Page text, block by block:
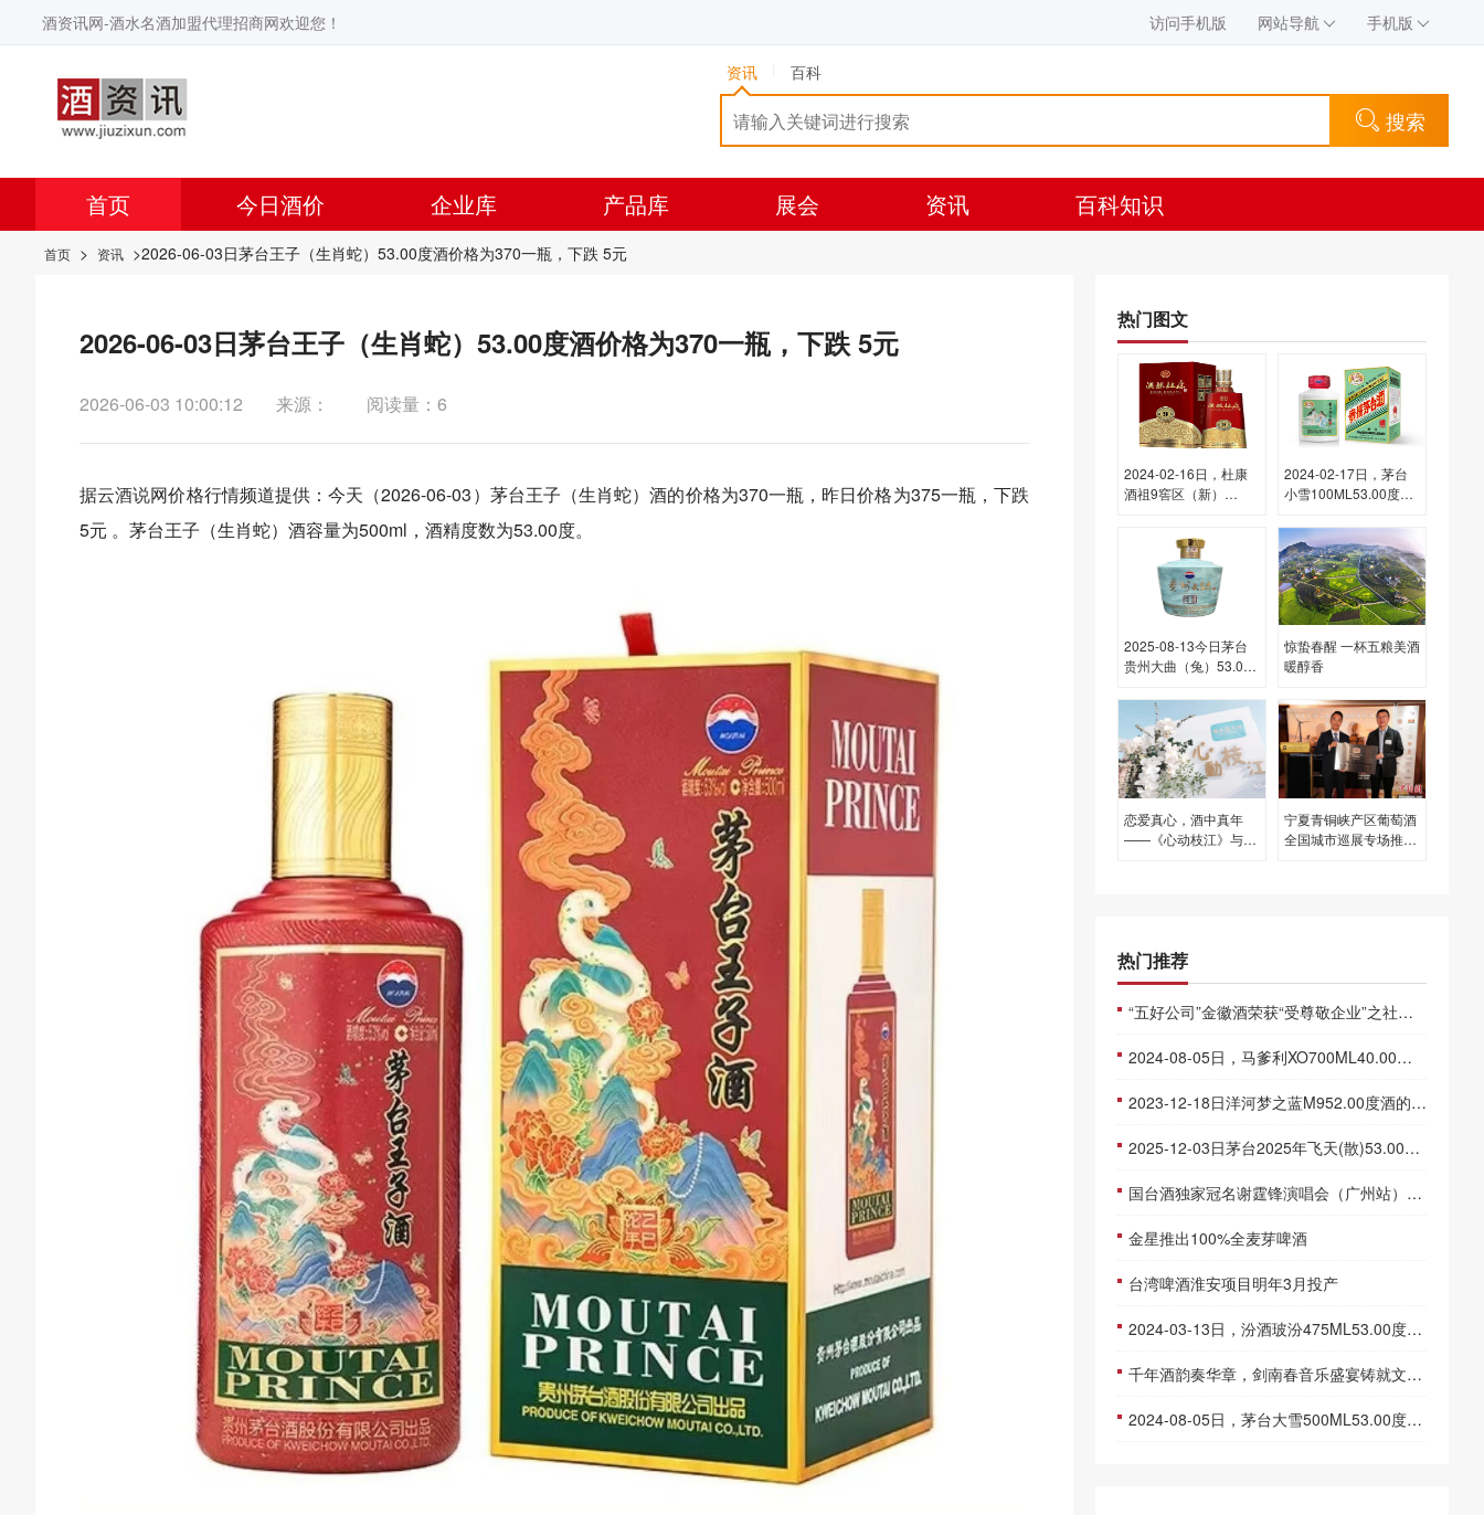
酒资讯网-酒水名酒加盟代理招商网欢迎您！ 访问手机版 网站导航 手机版
资讯 百科
搜索
首页 今日酒价 企业库 产品库 展会 资讯 百科知识
首页 > 资讯 >2026-06-03日茅台王子（生肖蛇）53.00度酒价格为370一瓶，下跌 5元
2026-06-03日茅台王子（生肖蛇）53.00度酒价格为370一瓶，下跌 5元
2026-06-03 10:00:12 来源： 阅读量：6
据云酒说网价格行情频道提供：今天（2026-06-03）茅台王子（生肖蛇）酒的价格为370一瓶，昨日价格为375一瓶，下跌
5元 。茅台王子（生肖蛇）酒容量为500ml，酒精度数为53.00度。
热门图文
2024-02-16日，杜康
酒祖9窖区（新）
2024-02-17日，茅台
小雪100ML53.00度酒
2025-08-13今日茅台
贵州大曲（兔）53.00
瓶，下跌 90元
惊蛰春醒 一杯五粮美酒
暖醇香
恋爱真心，酒中真年
——《心动枝江》与枝
宁夏青铜峡产区葡萄酒
全国城市巡展专场推介
热门推荐
“五好公司”金徽酒荣获“受尊敬企业”之社会责任领航企业
2024-08-05日，马爹利XO700ML40.00度酒每瓶的价格是多少呢？
2023-12-18日洋河梦之蓝M952.00度酒的价格，洋河批发参考价格910一瓶
2025-12-03日茅台2025年飞天(散)53.00度酒价格为1,540一瓶，下跌 10元
国台酒独家冠名谢霆锋演唱会（广州站）即将开唱！
金星推出100%全麦芽啤酒
台湾啤酒淮安项目明年3月投产
2024-03-13日，汾酒玻汾475ML53.00度酒每瓶的价格是多少呢？
千年酒韵奏华章，剑南春音乐盛宴铸就文化营销新典范
2024-08-05日，茅台大雪500ML53.00度酒每瓶的价格是多少呢？